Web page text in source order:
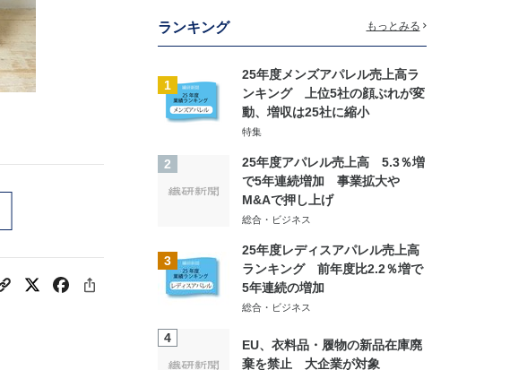
ランキング もっとみる
1
25年度メンズアパレル売上高ラ
ンキング 上位5社の顔ぶれが変
動、増収は25社に縮小
特集
2
25年度アパレル売上高 5.3％増
で5年連続増加 事業拡大や
M&Aで押し上げ
総合・ビジネス
3
25年度レディスアパレル売上高
ランキング 前年度比2.2％増で
5年連続の増加
総合・ビジネス
4
EU、衣料品・履物の新品在庫廃
棄を禁止 大企業が対象